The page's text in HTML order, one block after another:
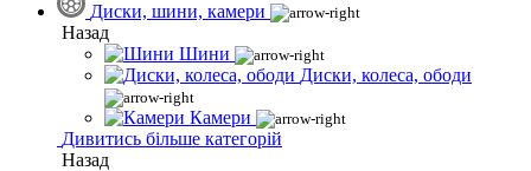
Диски, шини, камери
Назад
Шини
Диски, колеса, ободи
Камери
Дивитись більше категорій
Назад